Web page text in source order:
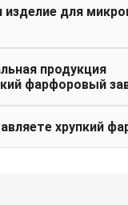
изделие для
продукция
фарфоровый
хрупкий